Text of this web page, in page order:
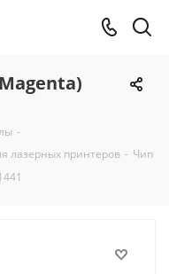
-
лазерных принтеров - Чип